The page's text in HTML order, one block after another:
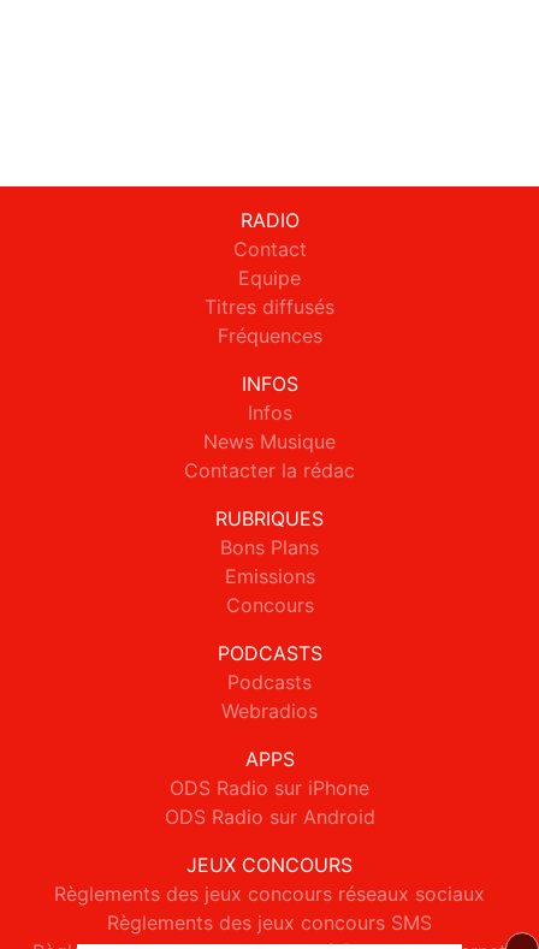
RADIO
Contact
Equipe
Titres diffusés
Fréquences
INFOS
Infos
News Musique
Contacter la rédac
RUBRIQUES
Bons Plans
Emissions
Concours
PODCASTS
Podcasts
Webradios
APPS
ODS Radio sur iPhone
ODS Radio sur Android
JEUX CONCOURS
Règlements des jeux concours réseaux sociaux
Règlements des jeux concours SMS